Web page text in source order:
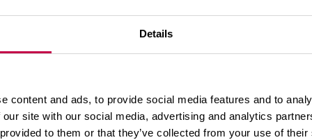
Details
content and ads, to provide social media features and to
site with our social media, advertising and analytics
to them or that they’ve collected from your use of
on my­kor­rits­a­
puu­tar­ha- ja...
vel­tu­va
han­nes­ten,...